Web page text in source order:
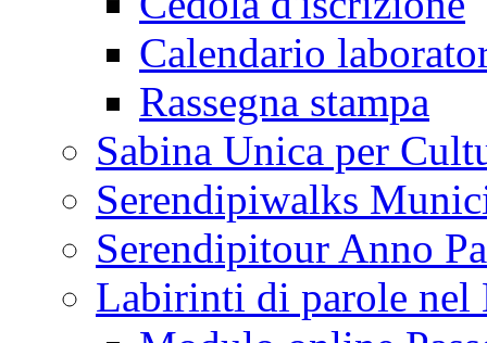
Calendario
Rassegna stampa
Sabina Unica per
Serendipiwalks
Serendipitour Anno
Labirinti di parole